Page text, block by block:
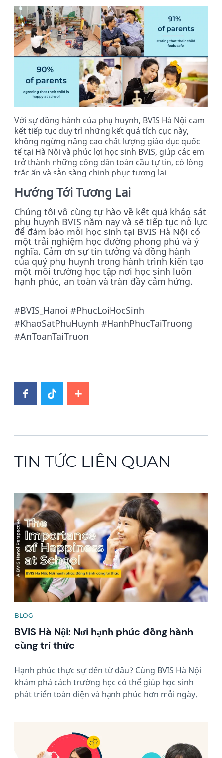
Với sự đồng hành của phụ huynh, BVIS Hà Nội cam
kết tiếp tục duy trì những kết quả tích cực này,
không ngừng nâng cao chất lượng giáo dục quốc
tế tại Hà Nội và phúc lợi học sinh BVIS, giúp các em
trở thành những công dân toàn cầu tự tin, có lòng
trắc ẩn và sẵn sàng chinh phục tương lai.
Hướng Tới Tương Lai
Chúng tôi vô cùng tự hào về kết quả khảo sát
phụ huynh BVIS năm nay và sẽ tiếp tục nỗ lực
để đảm bảo mỗi học sinh tại BVIS Hà Nội có
một trải nghiệm học đường phong phú và ý
nghĩa. Cảm ơn sự tin tưởng và đồng hành
của quý phụ huynh trong hành trình kiến tạo
một môi trường học tập nơi học sinh luôn
hạnh phúc, an toàn và tràn đầy cảm hứng.
#BVIS_Hanoi #PhucLoiHocSinh
#KhaoSatPhuHuynh #HanhPhucTaiTruong
#AnToanTaiTruon
TIN TỨC LIÊN QUAN
News image
BLOG
BVIS Hà Nội: Nơi hạnh phúc đồng hành
cùng tri thức
Hạnh phúc thực sự đến từ đâu? Cùng BVIS Hà Nội
khám phá cách trường học có thể giúp học sinh
phát triển toàn diện và hạnh phúc hơn mỗi ngày.